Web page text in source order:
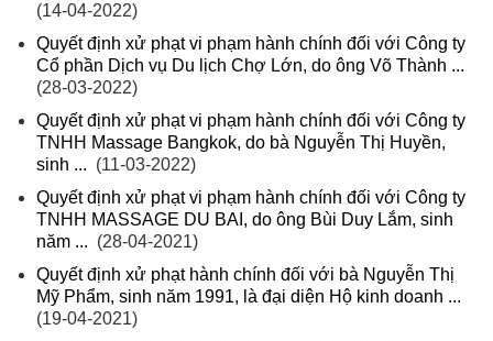
(14-04-2022)
Quyết định xử phạt vi phạm hành chính đối với Công ty
Cổ phần Dịch vụ Du lịch Chợ Lớn, do ông Võ Thành ...
(28-03-2022)
Quyết định xử phạt vi phạm hành chính đối với Công ty
TNHH Massage Bangkok, do bà Nguyễn Thị Huyền,
sinh ... (11-03-2022)
Quyết định xử phạt vi phạm hành chính đối với Công ty
TNHH MASSAGE DU BAI, do ông Bùi Duy Lắm, sinh
năm ... (28-04-2021)
Quyết định xử phạt hành chính đối với bà Nguyễn Thị
Mỹ Phẩm, sinh năm 1991, là đại diện Hộ kinh doanh ...
(19-04-2021)